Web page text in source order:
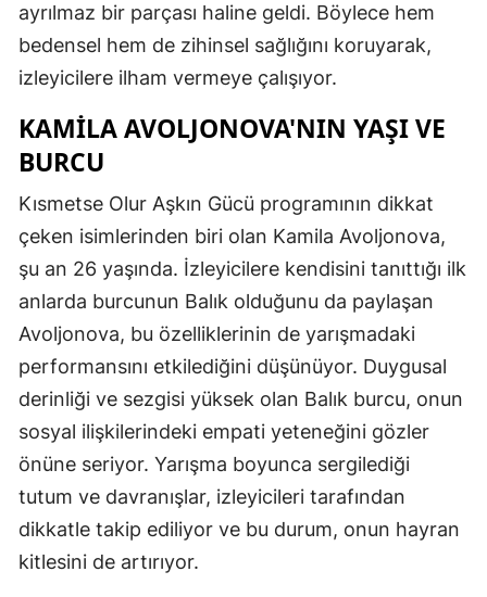
ayrılmaz bir parçası haline geldi. Böylece hem
bedensel hem de zihinsel sağlığını koruyarak,
izleyicilere ilham vermeye çalışıyor.
KAMİLA AVOLJONOVA'NIN YAŞI VE
BURCU
Kısmetse Olur Aşkın Gücü programının dikkat
çeken isimlerinden biri olan Kamila Avoljonova,
şu an 26 yaşında. İzleyicilere kendisini tanıttığı ilk
anlarda burcunun Balık olduğunu da paylaşan
Avoljonova, bu özelliklerinin de yarışmadaki
performansını etkilediğini düşünüyor. Duygusal
derinliği ve sezgisi yüksek olan Balık burcu, onun
sosyal ilişkilerindeki empati yeteneğini gözler
önüne seriyor. Yarışma boyunca sergilediği
tutum ve davranışlar, izleyicileri tarafından
dikkatle takip ediliyor ve bu durum, onun hayran
kitlesini de artırıyor.